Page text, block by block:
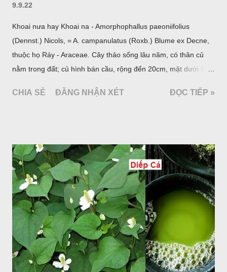
9.9.22
Khoai nưa hay Khoai na - Amorphophallus paeoniifolius
(Dennst.) Nicols, = A. campanulatus (Roxb.) Blume ex Decne,
thuộc họ Ráy - Araceae. Cây thảo sống lâu năm, có thân củ
nằm trong đất; củ hình bán cầu, rộng đến 20cm, mặt dưới lồi
quanh có 3-5 mấu lồi; vỏ củ màu nâu, thịt trắng vàng và cứng.
một mo to màu đỏ xanh có đốm trắng, mặt trong màu đỏ thẫm,
bao lấy một bong mo là một trục mang phần hoa cái ở dưới,
phần hoa đực ở trên. Khoai nưa phân bố ở Ấn độ, Myanma,
Trung quốc, Việt nam, Campuchia, Malaixia, Inđônêxia,
Philippin. Ở nước ta, khoai nưa mọc hoang rải rác ở khắp các
vùng rừng núi, được bà con nhiều địa phương đem về trồng từ
lâu đời ở trong vườn, quanh bờ ao, dọc hàng rào và trên các
đồi để làm thức ăn cho người và gia súc, gặp nhiều ở các tỉnh
Lạng s...
CHIA SẺ ĐĂNG NHẬN XÉT ĐỌC TIẾP »